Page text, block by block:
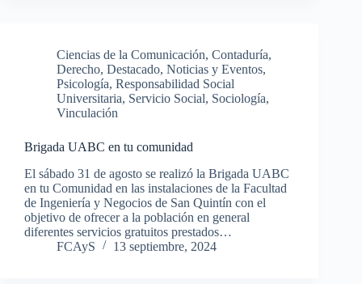
Ciencias de la Comunicación, Contaduría,
Derecho, Destacado, Noticias y Eventos,
Psicología, Responsabilidad Social
Universitaria, Servicio Social, Sociología,
Vinculación
Brigada UABC en tu comunidad
El sábado 31 de agosto se realizó la Brigada UABC
en tu Comunidad en las instalaciones de la Facultad
de Ingeniería y Negocios de San Quintín con el
objetivo de ofrecer a la población en general
diferentes servicios gratuitos prestados…
FCAyS
13 septiembre, 2024